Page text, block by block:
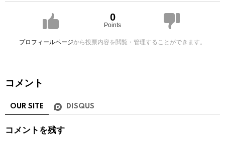
0
Points
プロフィールページから投票内容を閲覧・管理することができます。
コメント
OUR SITE DISQUS
コメントを残す